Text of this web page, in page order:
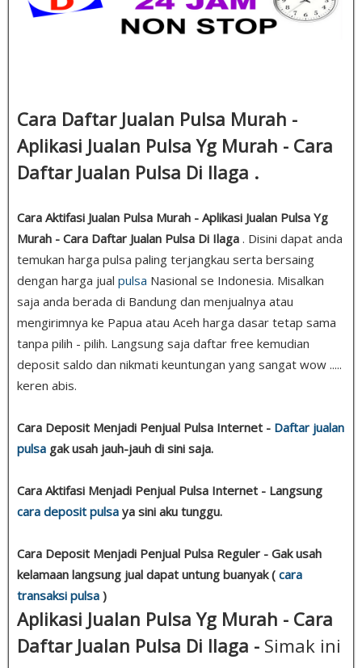
Cara Daftar Jualan Pulsa Murah -
Aplikasi Jualan Pulsa Yg Murah - Cara
Daftar Jualan Pulsa Di Ilaga .
Cara Aktifasi Jualan Pulsa Murah - Aplikasi Jualan Pulsa Yg
Murah - Cara Daftar Jualan Pulsa Di Ilaga . Disini dapat anda
temukan harga pulsa paling terjangkau serta bersaing
dengan harga jual pulsa Nasional se Indonesia. Misalkan
saja anda berada di Bandung dan menjualnya atau
mengirimnya ke Papua atau Aceh harga dasar tetap sama
tanpa pilih - pilih. Langsung saja daftar free kemudian
deposit saldo dan nikmati keuntungan yang sangat wow .....
keren abis.
Cara Deposit Menjadi Penjual Pulsa Internet - Daftar jualan
pulsa gak usah jauh-jauh di sini saja.
Cara Aktifasi Menjadi Penjual Pulsa Internet - Langsung
cara deposit pulsa ya sini aku tunggu.
Cara Deposit Menjadi Penjual Pulsa Reguler - Gak usah
kelamaan langsung jual dapat untung buanyak ( cara
transaksi pulsa )
Aplikasi Jualan Pulsa Yg Murah - Cara
Daftar Jualan Pulsa Di Ilaga - Simak ini